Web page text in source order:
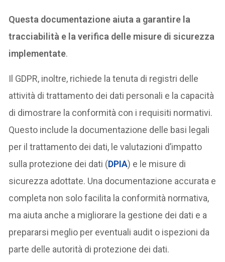
Questa documentazione aiuta a garantire la
tracciabilità e la verifica delle misure di sicurezza
implementate.
Il GDPR, inoltre, richiede la tenuta di registri delle
attività di trattamento dei dati personali e la capacità
di dimostrare la conformità con i requisiti normativi.
Questo include la documentazione delle basi legali
per il trattamento dei dati, le valutazioni d’impatto
sulla protezione dei dati (DPIA) e le misure di
sicurezza adottate. Una documentazione accurata e
completa non solo facilita la conformità normativa,
ma aiuta anche a migliorare la gestione dei dati e a
prepararsi meglio per eventuali audit o ispezioni da
parte delle autorità di protezione dei dati.